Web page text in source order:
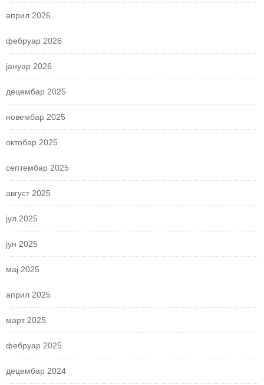
април 2026
фебруар 2026
јануар 2026
децембар 2025
новембар 2025
октобар 2025
септембар 2025
август 2025
јул 2025
јун 2025
мај 2025
април 2025
март 2025
фебруар 2025
децембар 2024